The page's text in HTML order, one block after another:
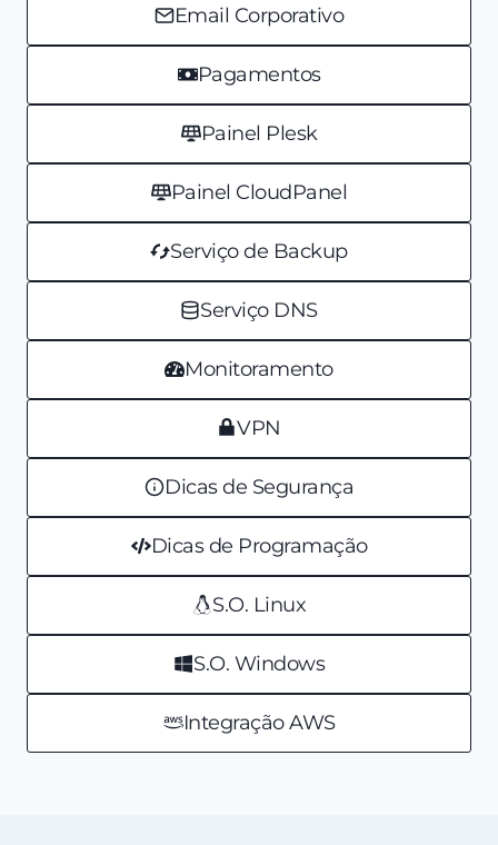
Email Corporativo
Pagamentos
Painel Plesk
Painel CloudPanel
Serviço de Backup
Serviço DNS
Monitoramento
VPN
Dicas de Segurança
Dicas de Programação
S.O. Linux
S.O. Windows
Integração AWS